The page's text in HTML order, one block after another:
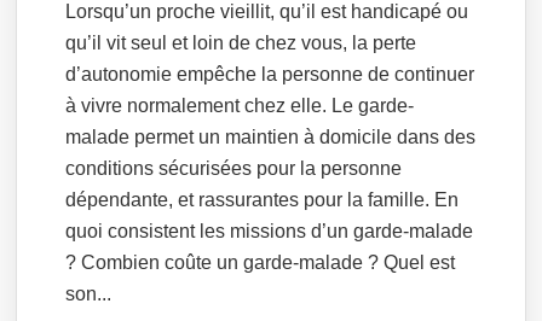
Lorsqu’un proche vieillit, qu’il est handicapé ou
qu’il vit seul et loin de chez vous, la perte
d’autonomie empêche la personne de continuer
à vivre normalement chez elle. Le garde-
malade permet un maintien à domicile dans des
conditions sécurisées pour la personne
dépendante, et rassurantes pour la famille. En
quoi consistent les missions d’un garde-malade
? Combien coûte un garde-malade ? Quel est
son...